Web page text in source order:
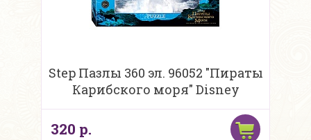
Step Пазлы 360 эл. 96052 "Пираты
Карибского моря" Disney
320 р.